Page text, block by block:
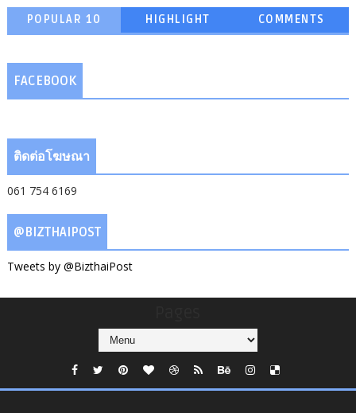
POPULAR 10 HIGHLIGHT COMMENTS
FACEBOOK
ติดต่อโฆษณา
061 754 6169
@BIZTHAIPOST
Tweets by @BizthaiPost